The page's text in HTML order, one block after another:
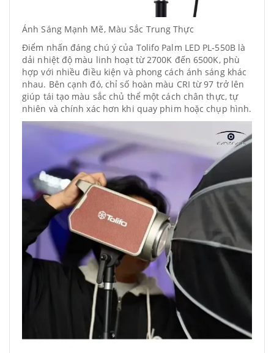
Ánh Sáng Mạnh Mẽ, Màu Sắc Trung Thực
Điểm nhấn đáng chú ý của Tolifo Palm LED PL-550B là
dải nhiệt độ màu linh hoạt từ 2700K đến 6500K, phù
hợp với nhiều điều kiện và phong cách ánh sáng khác
nhau. Bên cạnh đó, chỉ số hoàn màu CRI từ 97 trở lên
giúp tái tạo màu sắc chủ thể một cách chân thực, tự
nhiên và chính xác hơn khi quay phim hoặc chụp hình.